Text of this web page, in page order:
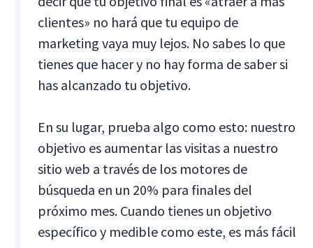
clientes» no hará que tu equipo de
marketing vaya muy lejos. No sabes lo que
tienes que hacer y no hay forma de saber si
has alcanzado tu objetivo.
En su lugar, prueba algo como esto: nuestro
objetivo es aumentar las visitas a nuestro
sitio web a través de los motores de
búsqueda en un 20% para finales del
próximo mes. Cuando tienes un objetivo
específico y medible como este, es más fácil